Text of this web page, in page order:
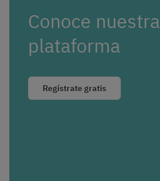
Conoce nuestra
plataforma
Regístrate gratis